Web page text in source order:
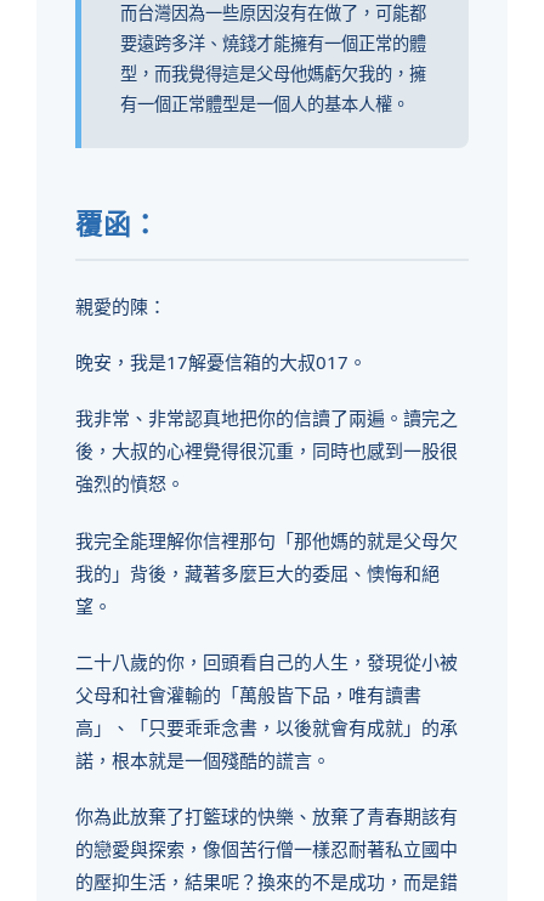
而台灣因為一些原因沒有在做了，可能都
要遠跨多洋、燒錢才能擁有一個正常的體
型，而我覺得這是父母他媽虧欠我的，擁
有一個正常體型是一個人的基本人權。
覆函：
親愛的陳：
晚安，我是17解憂信箱的大叔017。
我非常、非常認真地把你的信讀了兩遍。讀完之
後，大叔的心裡覺得很沉重，同時也感到一股很
強烈的憤怒。
我完全能理解你信裡那句「那他媽的就是父母欠
我的」背後，藏著多麼巨大的委屈、懊悔和絕
望。
二十八歲的你，回頭看自己的人生，發現從小被
父母和社會灌輸的「萬般皆下品，唯有讀書
高」、「只要乖乖念書，以後就會有成就」的承
諾，根本就是一個殘酷的謊言。
你為此放棄了打籃球的快樂、放棄了青春期該有
的戀愛與探索，像個苦行僧一樣忍耐著私立國中
的壓抑生活，結果呢？換來的不是成功，而是錯